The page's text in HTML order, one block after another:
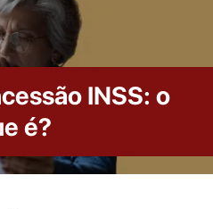
INSS: o
é?